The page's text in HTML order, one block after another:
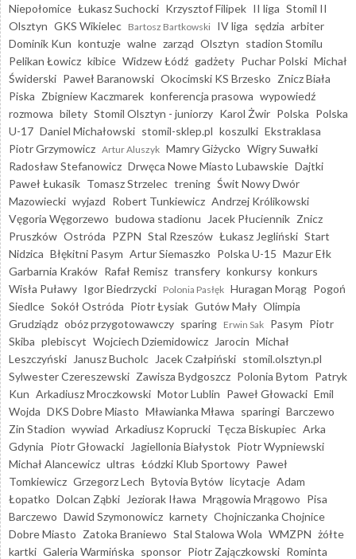
Niepołomice Łukasz Suchocki Krzysztof Filipek II liga Stomil II
Olsztyn GKS Wikielec Bartosz Bartkowski IV liga sędzia arbiter
Dominik Kun kontuzje walne zarząd Olsztyn stadion Stomilu
Pelikan Łowicz kibice Widzew Łódź gadżety Puchar Polski Michał
Świderski Paweł Baranowski Okocimski KS Brzesko Znicz Biała
Piska Zbigniew Kaczmarek konferencja prasowa wypowiedź
rozmowa bilety Stomil Olsztyn - juniorzy Karol Żwir Polska Polska
U-17 Daniel Michałowski stomil-sklep.pl koszulki Ekstraklasa
Piotr Grzymowicz Artur Aluszyk Mamry Giżycko Wigry Suwałki
Radosław Stefanowicz Drwęca Nowe Miasto Lubawskie Dajtki
Paweł Łukasik Tomasz Strzelec trening Świt Nowy Dwór
Mazowiecki wyjazd Robert Tunkiewicz Andrzej Królikowski
Vęgoria Węgorzewo budowa stadionu Jacek Płuciennik Znicz
Pruszków Ostróda PZPN Stal Rzeszów Łukasz Jegliński Start
Nidzica Błękitni Pasym Artur Siemaszko Polska U-15 Mazur Ełk
Garbarnia Kraków Rafał Remisz transfery konkursy konkurs
Wisła Puławy Igor Biedrzycki Polonia Pasłęk Huragan Morąg Pogoń
Siedlce Sokół Ostróda Piotr Łysiak Gutów Mały Olimpia
Grudziądz obóz przygotowawczy sparing Erwin Sak Pasym Piotr
Skiba plebiscyt Wojciech Dziemidowicz Jarocin Michał
Leszczyński
Janusz Bucholc Jacek Czałpiński stomil.olsztyn.pl
Sylwester Czereszewski Zawisza Bydgoszcz Polonia Bytom Patryk
Kun Arkadiusz Mroczkowski Motor Lublin Paweł Głowacki Emil
Wojda DKS Dobre Miasto Mławianka Mława sparingi Barczewo
Zin Stadion wywiad Arkadiusz Koprucki Tęcza Biskupiec Arka
Gdynia Piotr Głowacki Jagiellonia Białystok Piotr Wypniewski
Michał Alancewicz ultras Łódzki Klub Sportowy Paweł
Tomkiewicz Grzegorz Lech Bytovia Bytów licytacje Adam
Łopatko Dolcan Ząbki Jeziorak Iława Mrągowia Mrągowo Pisa
Barczewo Dawid Szymonowicz karnety Chojniczanka Chojnice
Dobre Miasto Zatoka Braniewo Stal Stalowa Wola WMZPN żółte
kartki Galeria Warmińska sponsor Piotr Zajączkowski Rominta